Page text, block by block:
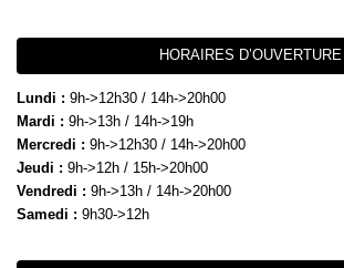
HORAIRES D’OUVERTURE
Lundi : 9h->12h30 / 14h->20h00
Mardi : 9h->13h / 14h->19h
Mercredi : 9h->12h30 / 14h->20h00
Jeudi : 9h->12h / 15h->20h00
Vendredi : 9h->13h / 14h->20h00
Samedi : 9h30->12h